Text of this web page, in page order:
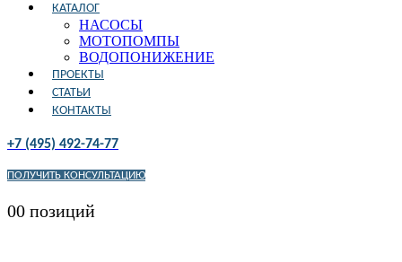
КАТАЛОГ
НАСОСЫ
МОТОПОМПЫ
ВОДОПОНИЖЕНИЕ
ПРОЕКТЫ
СТАТЬИ
КОНТАКТЫ
+7 (495) 492-74-77
ПОЛУЧИТЬ КОНСУЛЬТАЦИЮ
00 позиций